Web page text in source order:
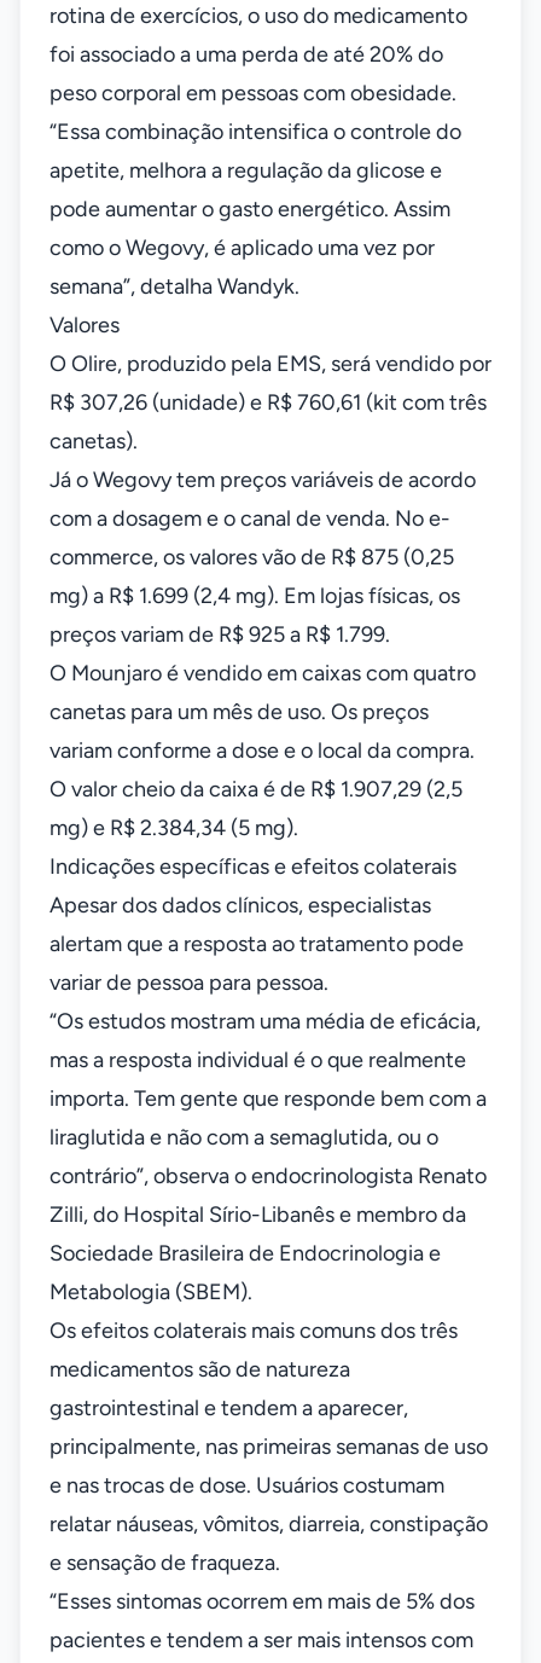
rotina de exercícios, o uso do medicamento
foi associado a uma perda de até 20% do
peso corporal em pessoas com obesidade.
“Essa combinação intensifica o controle do
apetite, melhora a regulação da glicose e
pode aumentar o gasto energético. Assim
como o Wegovy, é aplicado uma vez por
semana”, detalha Wandyk.
Valores
O Olire, produzido pela EMS, será vendido por
R$ 307,26 (unidade) e R$ 760,61 (kit com três
canetas).
Já o Wegovy tem preços variáveis de acordo
com a dosagem e o canal de venda. No e-
commerce, os valores vão de R$ 875 (0,25
mg) a R$ 1.699 (2,4 mg). Em lojas físicas, os
preços variam de R$ 925 a R$ 1.799.
O Mounjaro é vendido em caixas com quatro
canetas para um mês de uso. Os preços
variam conforme a dose e o local da compra.
O valor cheio da caixa é de R$ 1.907,29 (2,5
mg) e R$ 2.384,34 (5 mg).
Indicações específicas e efeitos colaterais
Apesar dos dados clínicos, especialistas
alertam que a resposta ao tratamento pode
variar de pessoa para pessoa.
“Os estudos mostram uma média de eficácia,
mas a resposta individual é o que realmente
importa. Tem gente que responde bem com a
liraglutida e não com a semaglutida, ou o
contrário”, observa o endocrinologista Renato
Zilli, do Hospital Sírio-Libanês e membro da
Sociedade Brasileira de Endocrinologia e
Metabologia (SBEM).
Os efeitos colaterais mais comuns dos três
medicamentos são de natureza
gastrointestinal e tendem a aparecer,
principalmente, nas primeiras semanas de uso
e nas trocas de dose. Usuários costumam
relatar náuseas, vômitos, diarreia, constipação
e sensação de fraqueza.
“Esses sintomas ocorrem em mais de 5% dos
pacientes e tendem a ser mais intensos com